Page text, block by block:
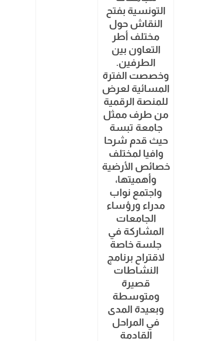
التونسية بفتح
النقاش حول
مختلف أطر
التعاون بين
الطرفين.
وخصصت الفترة
المسائية لعرض
للمنصة الرقمية
من طرف ممثل
جامعة تبسة
حيث قدم شرحا
وافيا لمختلف
خصائص الأرضية
وأهميتها،
واجتمع نواب
مدراء ورؤساء
الجامعات
المشاركة في
جلسة خاصة
لاقتراح برنامج
النشاطات
قصيرة
ومتوسطة
وبعيدة المدى
في المراحل
القادمة